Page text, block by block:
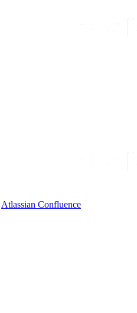
Atlassian Confluence